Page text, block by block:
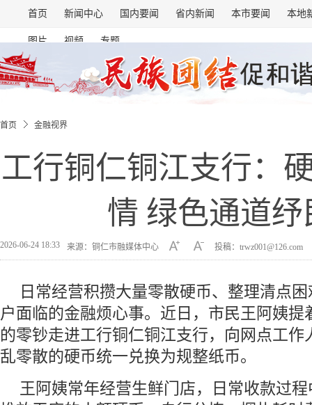
首页 新闻中心 国内要闻 省内新闻 本市要闻 本地
图片 视频 专题
首页 金融视界
工行铜仁铜江支行：
情 绿色通道纾
2026-06-24 18:33 来源：铜仁市融媒体中心 投稿：trwz001@126.com
日常经营积攒大量零散硬币、整理清点
户面临的金融烦心事。近日，市民王阿姨提
的零钞走进工行铜仁铜江支行，向网点工作
乱零散的硬币统一兑换为规整纸币。
王阿姨常年经营生鲜门店，日常收款过